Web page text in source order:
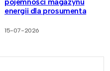
pojemności magazynu
energii dla prosumenta
15-07-2026